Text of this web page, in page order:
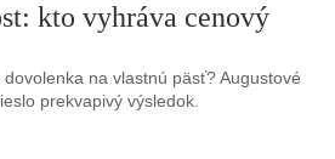
kto vyhráva cenový
na vlastnú päsť? Augustové
prekvapivý výsledok.